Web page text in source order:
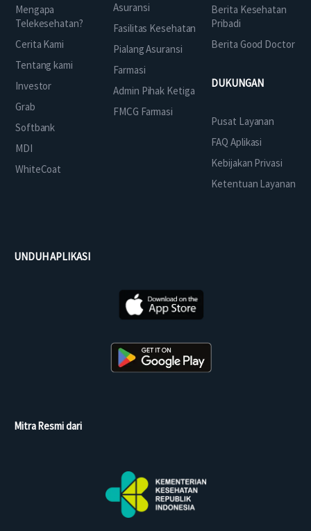
Mengapa
Telekesehatan?
Cerita Kami
Tentang kami
Investor
Grab
Softbank
MDI
WhiteCoat
Asuransi
Fasilitas Kesehatan
Pialang Asuransi
Farmasi
Admin Pihak Ketiga
FMCG Farmasi
Berita Kesehatan
Pribadi
Berita Good Doctor
DUKUNGAN
Pusat Layanan
FAQ Aplikasi
Kebijakan Privasi
Ketentuan Layanan
UNDUH APLIKASI
Mitra Resmi dari